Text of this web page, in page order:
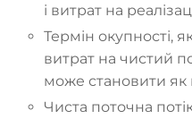
і витрат на
Термін окупності,
витрат на чистий
може становити як
Чиста поточна